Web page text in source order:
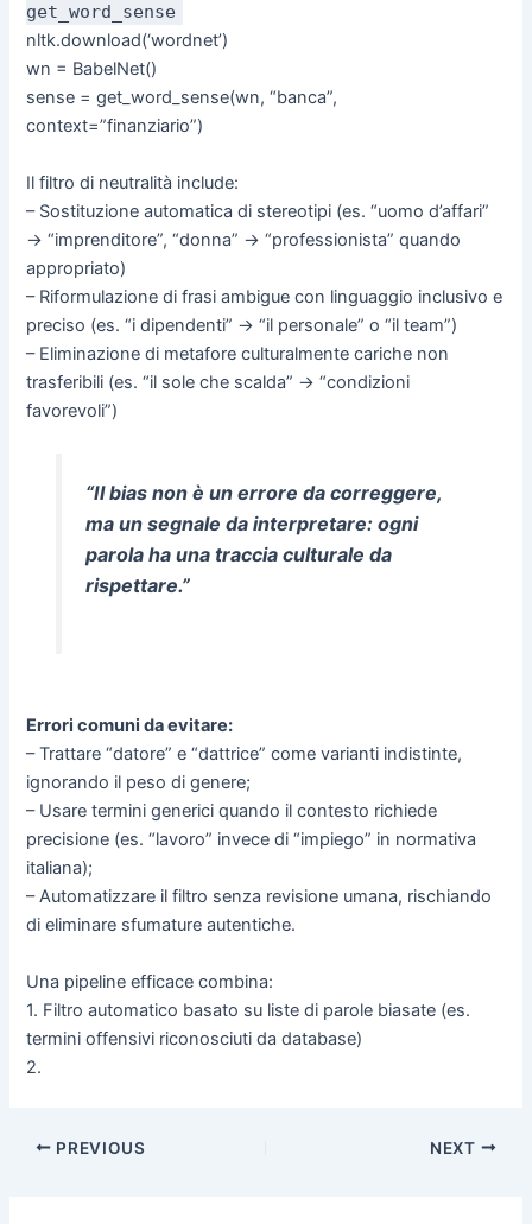
get_word_sense
nltk.download(‘wordnet’)
wn = BabelNet()
sense = get_word_sense(wn, “banca”,
context=”finanziario”)
Il filtro di neutralità include:
– Sostituzione automatica di stereotipi (es. “uomo d’affari”
→ “imprenditore”, “donna” → “professionista” quando
appropriato)
– Riformulazione di frasi ambigue con linguaggio inclusivo e
preciso (es. “i dipendenti” → “il personale” o “il team”)
– Eliminazione di metafore culturalmente cariche non
trasferibili (es. “il sole che scalda” → “condizioni
favorevoli”)
“Il bias non è un errore da correggere,
ma un segnale da interpretare: ogni
parola ha una traccia culturale da
rispettare.”
Errori comuni da evitare:
– Trattare “datore” e “dattrice” come varianti indistinte,
ignorando il peso di genere;
– Usare termini generici quando il contesto richiede
precisione (es. “lavoro” invece di “impiego” in normativa
italiana);
– Automatizzare il filtro senza revisione umana, rischiando
di eliminare sfumature autentiche.
Una pipeline efficace combina:
1. Filtro automatico basato su liste di parole biasate (es.
termini offensivi riconosciuti da database)
2.
PREVIOUS NEXT